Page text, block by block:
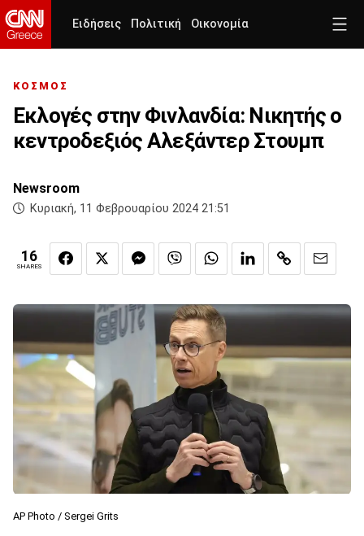
Ειδήσεις Πολιτική Οικονομία
ΚΟΣΜΟΣ
Εκλογές στην Φινλανδία: Νικητής ο
κεντροδεξιός Αλεξάντερ Στουμπ
Newsroom
Κυριακή, 11 Φεβρουαρίου 2024 21:51
16
SHARES
AP Photo / Sergei Grits